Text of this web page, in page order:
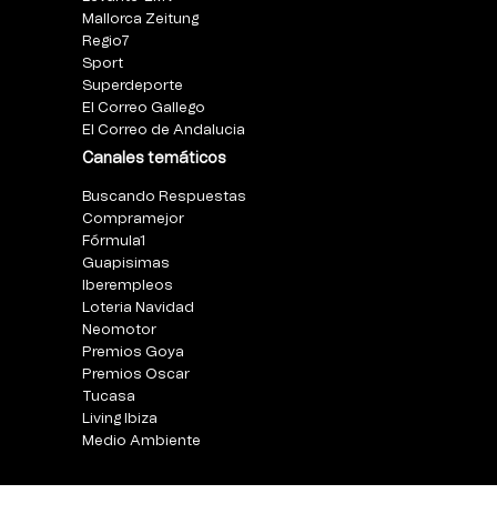
Mallorca Zeitung
Regio7
Sport
Superdeporte
El Correo Gallego
El Correo de Andalucia
Canales temáticos
Buscando Respuestas
Compramejor
Fórmula1
Guapisimas
Iberempleos
Loteria Navidad
Neomotor
Premios Goya
Premios Oscar
Tucasa
Living Ibiza
Medio Ambiente